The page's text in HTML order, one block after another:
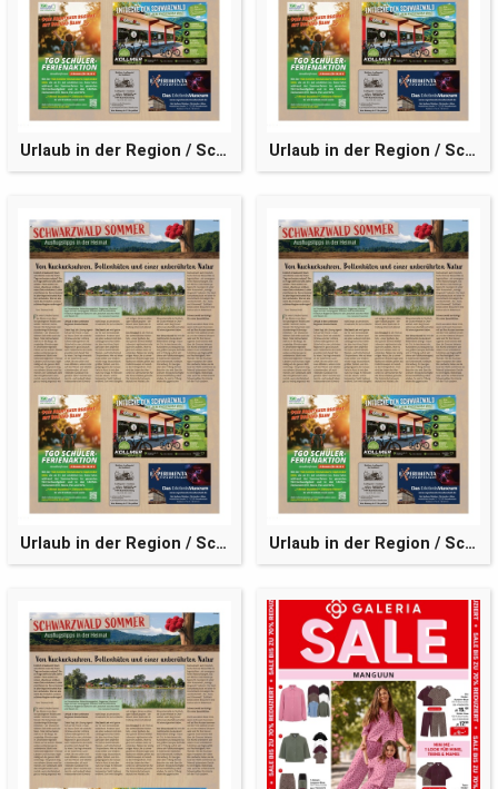
Urlaub in der Region / Schwarzwaldsommer Urlaub in der Region / Schwarzwaldsommer
Urlaub in der Region / Schwarzwaldsommer Urlaub in der Region / Schwarzwaldsommer